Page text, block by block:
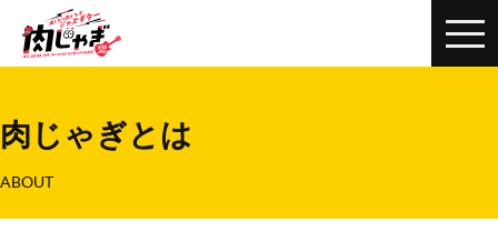
肉じゃぎとは
ABOUT